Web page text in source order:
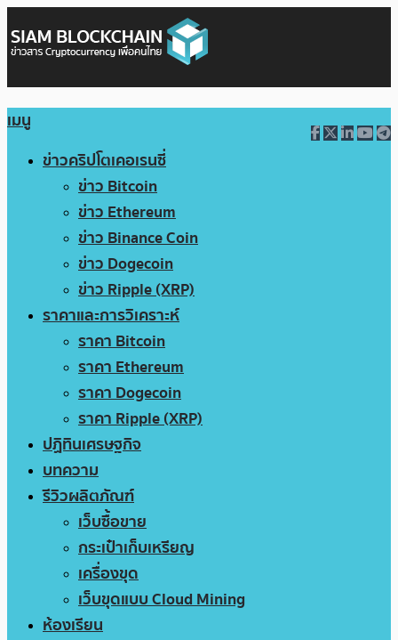
เมนู
ข่าวคริปโตเคอเรนซี่
ข่าว Bitcoin
ข่าว Ethereum
ข่าว Binance Coin
ข่าว Dogecoin
ข่าว Ripple (XRP)
ราคาและการวิเคราะห์
ราคา Bitcoin
ราคา Ethereum
ราคา Dogecoin
ราคา Ripple (XRP)
ปฏิทินเศรษฐกิจ
บทความ
รีวิวผลิตภัณฑ์
เว็บซื้อขาย
กระเป๋าเก็บเหรียญ
เครื่องขุด
เว็บขุดแบบ Cloud Mining
ห้องเรียน